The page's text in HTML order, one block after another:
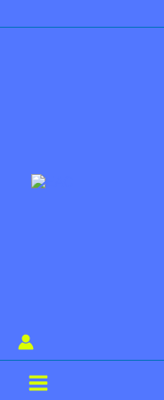
al
Main